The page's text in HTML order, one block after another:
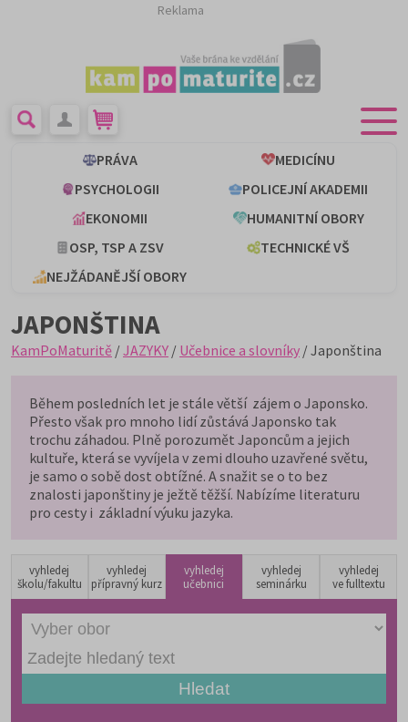
Reklama
PRÁVA
MEDICÍNU
PSYCHOLOGII
POLICEJNÍ AKADEMII
EKONOMII
HUMANITNÍ OBORY
OSP, TSP A ZSV
TECHNICKÉ VŠ
NEJŽÁDANĚJŠÍ OBORY
JAPONŠTINA
KamPoMaturitě /JAZYKY / Učebnice a slovníky / Japonština
Během posledních let je stále větší zájem o Japonsko.
Přesto však pro mnoho lidí zůstává Japonsko tak
trochu záhadou. Plně porozumět Japoncům a jejich
kultuře, která se vyvíjela v zemi dlouho uzavřené světu,
je samo o sobě dost obtížné. A snažit se o to bez
znalosti japonštiny je ježtě těžší. Nabízíme literaturu
pro cesty i základní výuku jazyka.
vyhledej
školu/fakultu
vyhledej
přípravný kurz
vyhledej
učebnici
vyhledej
seminárku
vyhledej
ve fulltextu